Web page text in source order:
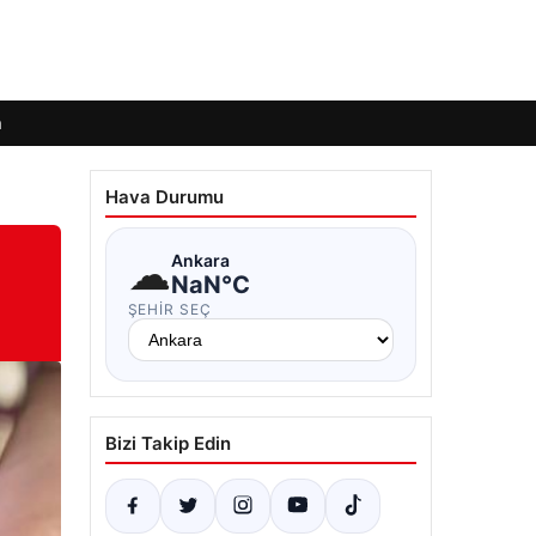
Hava Durumu
☁Ankara
NaN°C
ŞEHIR SEÇ
Bizi Takip Edin